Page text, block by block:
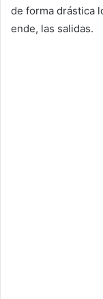
de forma drástica
ende, las salidas.